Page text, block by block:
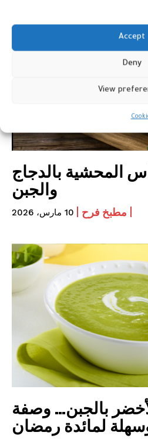
Accept
Deny
View
المحشية بالدجاج
والجبن
مطبخ فرح 10 مارس، 2026
بالجبن… وصفة
لمائدة رمضان